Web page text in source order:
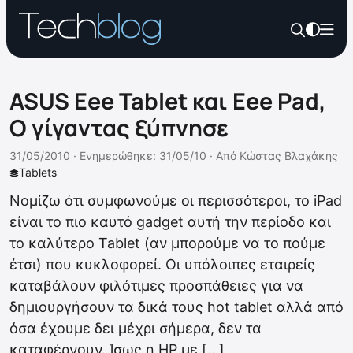
ASUS Eee Tablet και Eee Pad,
Ο γίγαντας ξύπνησε
Tablets
31/05/2010 · Ενημερώθηκε: 31/05/10 · Από Κώστας Βλαχάκης
Νομίζω ότι συμφωνούμε οι περισσότεροι, το iPad
είναι το πιο καυτό gadget αυτή την περίοδο και
το καλύτερο Tablet (αν μπορούμε να το πούμε
έτσι) που κυκλοφορεί. Οι υπόλοιπες εταιρείς
καταβάλουν φιλότιμες προσπάθειες για να
δημιουργήσουν τα δικά τους hot tablet αλλά από
όσα έχουμε δει μέχρι σήμερα, δεν τα
καταφέρνουν. Ίσως η HP με […]